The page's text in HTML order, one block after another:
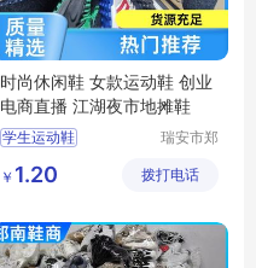
时尚休闲鞋 女款运动鞋 创业
电商直播 江湖夜市地摊鞋
学生运动鞋
轻便运动鞋
杂款男女跑鞋
瑞安市郑
（个体工
￥ 1.20 拨打电话